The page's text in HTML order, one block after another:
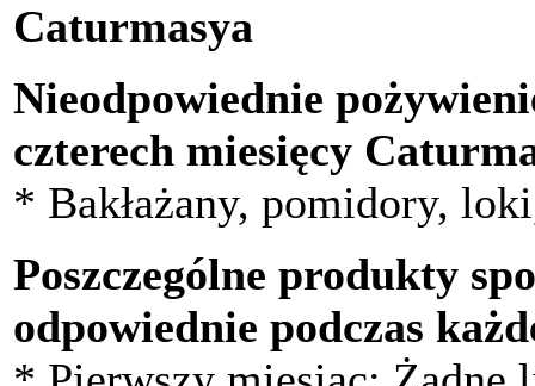
Caturmasya
Nieodpowiednie
czterech miesięcy
* Bakłażany, pomidory,
Poszczególne produkty
odpowiednie podczas